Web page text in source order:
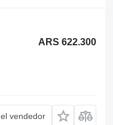
ARS 622.300
vendedor